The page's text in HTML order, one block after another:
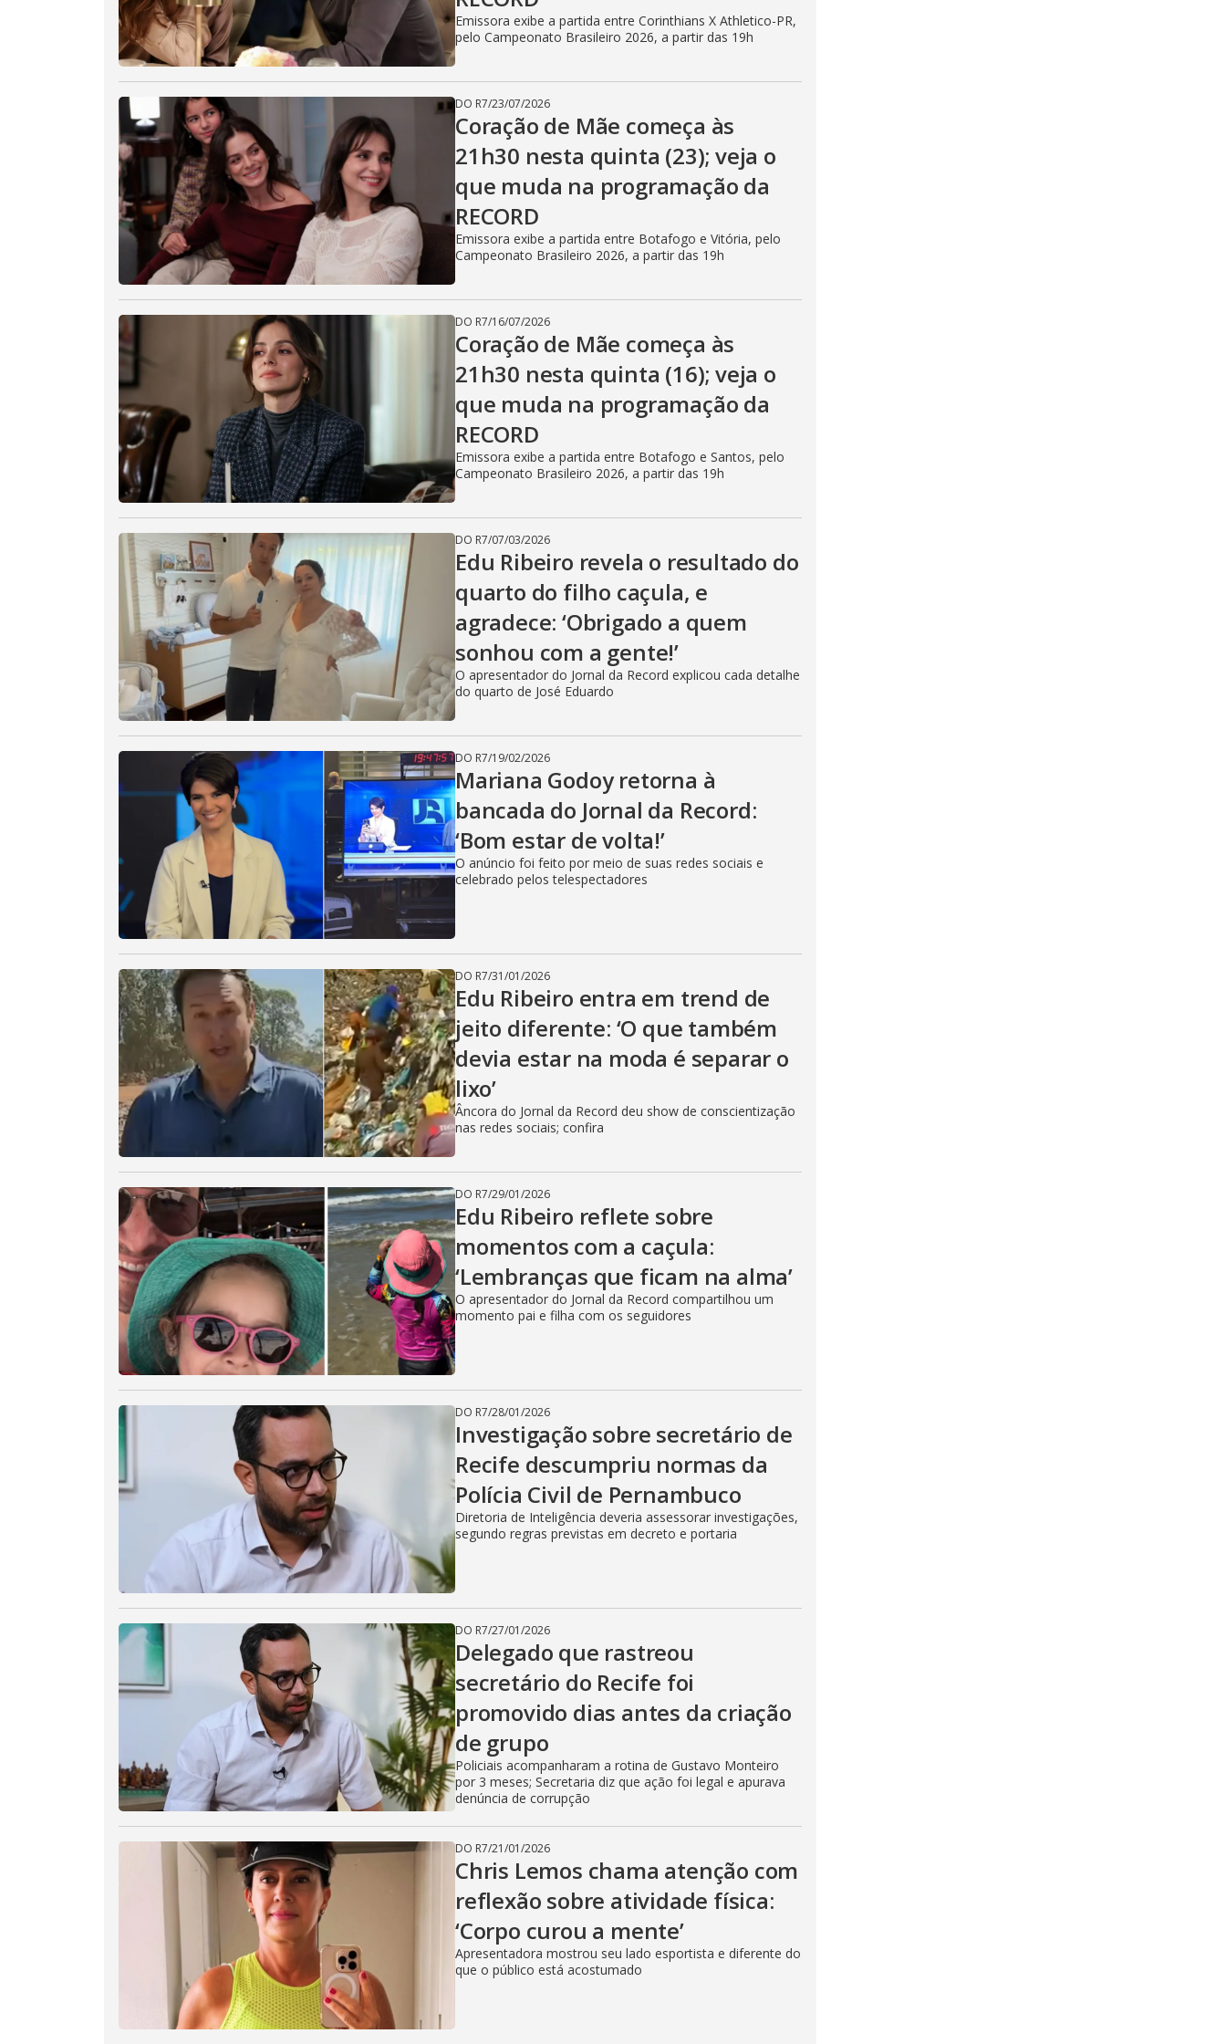
i
d
e
o
Emissora exibe a partida entre Corinthians X Athletico-PR,
pelo Campeonato Brasileiro 2026, a partir das 19h
DO R7/23/07/2026
Coração de Mãe começa às
21h30 nesta quinta (23); veja o
que muda na programação da
RECORD
Emissora exibe a partida entre Botafogo e Vitória, pelo
Campeonato Brasileiro 2026, a partir das 19h
DO R7/16/07/2026
Coração de Mãe começa às
21h30 nesta quinta (16); veja o
que muda na programação da
RECORD
Emissora exibe a partida entre Botafogo e Santos, pelo
Campeonato Brasileiro 2026, a partir das 19h
DO R7/07/03/2026
Edu Ribeiro revela o resultado do
quarto do filho caçula, e
agradece: ‘Obrigado a quem
sonhou com a gente!’
O apresentador do Jornal da Record explicou cada detalhe
do quarto de José Eduardo
DO R7/19/02/2026
Mariana Godoy retorna à
bancada do Jornal da Record:
‘Bom estar de volta!’
O anúncio foi feito por meio de suas redes sociais e
celebrado pelos telespectadores
DO R7/31/01/2026
Edu Ribeiro entra em trend de
jeito diferente: ‘O que também
devia estar na moda é separar o
lixo’
Âncora do Jornal da Record deu show de conscientização
nas redes sociais; confira
DO R7/29/01/2026
Edu Ribeiro reflete sobre
momentos com a caçula:
‘Lembranças que ficam na alma’
O apresentador do Jornal da Record compartilhou um
momento pai e filha com os seguidores
DO R7/28/01/2026
Investigação sobre secretário de
Recife descumpriu normas da
Polícia Civil de Pernambuco
Diretoria de Inteligência deveria assessorar investigações,
segundo regras previstas em decreto e portaria
DO R7/27/01/2026
Delegado que rastreou
secretário do Recife foi
promovido dias antes da criação
de grupo
Policiais acompanharam a rotina de Gustavo Monteiro
por 3 meses; Secretaria diz que ação foi legal e apurava
denúncia de corrupção
DO R7/21/01/2026
Chris Lemos chama atenção com
reflexão sobre atividade física:
‘Corpo curou a mente’
Apresentadora mostrou seu lado esportista e diferente do
que o público está acostumado